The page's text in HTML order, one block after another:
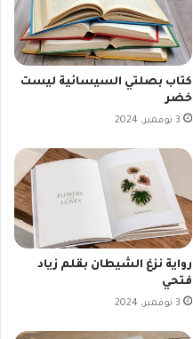
كتاب بصلتي السيسائية ليست
خضر
3 نوفمبر، 2024
رواية نزغ الشيطان بقلم زياد
فتحي
3 نوفمبر، 2024